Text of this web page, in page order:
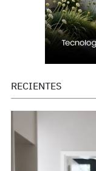
RECIENTES